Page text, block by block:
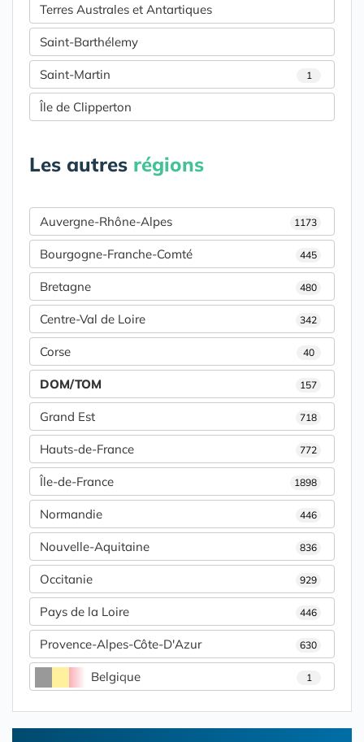
Terres Australes et Antartiques
Saint-Barthélemy
Saint-Martin 1
Île de Clipperton
Les autres régions
Auvergne-Rhône-Alpes 1173
Bourgogne-Franche-Comté 445
Bretagne 480
Centre-Val de Loire 342
Corse 40
DOM/TOM 157
Grand Est 718
Hauts-de-France 772
Île-de-France 1898
Normandie 446
Nouvelle-Aquitaine 836
Occitanie 929
Pays de la Loire 446
Provence-Alpes-Côte-D'Azur 630
Belgique 1